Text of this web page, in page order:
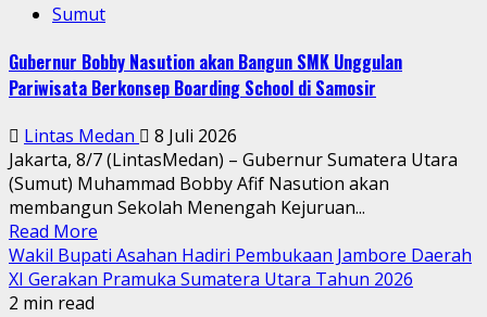
Sumut
Gubernur Bobby Nasution akan Bangun SMK Unggulan
Pariwisata Berkonsep Boarding School di Samosir
Lintas Medan
8 Juli 2026
Jakarta, 8/7 (LintasMedan) – Gubernur Sumatera Utara
(Sumut) Muhammad Bobby Afif Nasution akan
membangun Sekolah Menengah Kejuruan...
Read More
Wakil Bupati Asahan Hadiri Pembukaan Jambore Daerah
XI Gerakan Pramuka Sumatera Utara Tahun 2026
2 min read